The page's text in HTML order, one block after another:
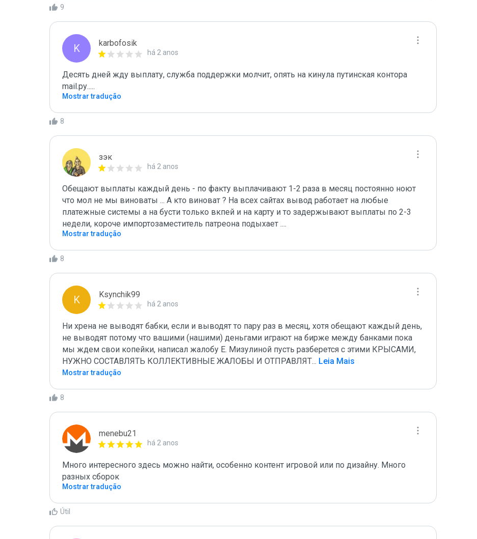
9
K karbofosik
há 2 anos
Десять дней жду выплату, служба поддержки молчит, опять на кинула путинская контора
mail.ру.....
Mostrar tradução
8
зэк
há 2 anos
Обещают выплаты каждый день - по факту выплачивают 1-2 раза в месяц постоянно ноют
что мол не мы виноваты ... А кто виноват ? На всех сайтах вывод работает на любые
платежные системы а на бусти только вкпей и на карту и то задержывают выплаты по 2-3
недели, короче импортозаместитель патреона подыхает ....
Mostrar tradução
8
K Ksynchik99
há 2 anos
Ни хрена не выводят бабки, если и выводят то пару раз в месяц, хотя обещают каждый день,
не выводят потому что вашими (нашими) деньгами играют на бирже между банками пока
мы ждем свои копейки, написал жалобу Е. Мизулиной пусть разберется с этими КРЫСАМИ,
НУЖНО СОСТАВЛЯТЬ КОЛЛЕКТИВНЫЕ ЖАЛОБЫ И ОТПРАВЛЯТ... Leia Mais
Mostrar tradução
8
menebu21
há 2 anos
Много интересного здесь можно найти, особенно контент игровой или по дизайну. Много
разных сборок
Mostrar tradução
Útil